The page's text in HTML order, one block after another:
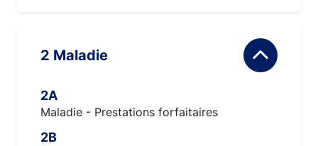
2 Maladie
2A
Maladie - Prestations forfaitaires
2B